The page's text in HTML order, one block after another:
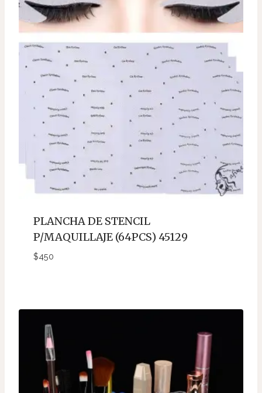
PLANCHA DE STENCIL
P/MAQUILLAJE (64PCS) 45129
$450